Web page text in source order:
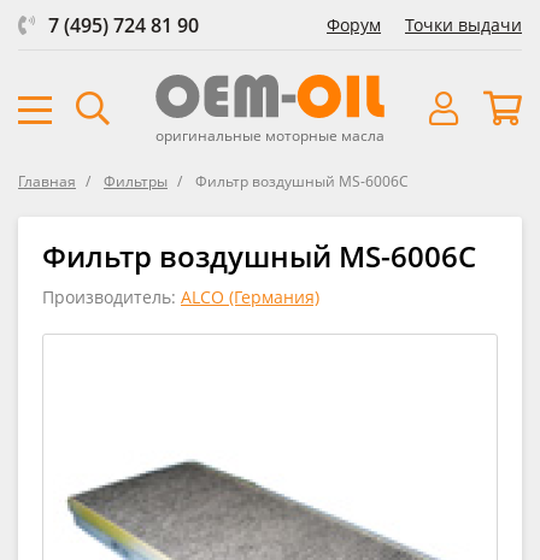
7 (495) 724 81 90 Форум Точки выдачи
оригинальные моторные масла
Главная Фильтры Фильтр воздушный MS-6006C
Фильтр воздушный MS-6006C
Производитель: ALCO (Германия)